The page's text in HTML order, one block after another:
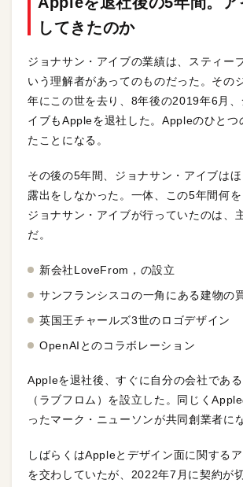
してきたのか
ジョナサン・アイブの業績は、スティー
いう理解者があってのものだった。その
年にこの世を去り、8年後の2019年6月、
イブもAppleを退社した。Appleのひとつ
たことになる。
その後の5年間、ジョナサン・アイブは
露出をしなかった。一体、この5年間何を
ジョナサン・アイブが行っていたのは、
だ。
新会社LoveFrom，の設立
サンフランシスコの一角にある建物の
英国王チャールズ3世のロゴデザイン
OpenAIとのコラボレーション
Appleを退社後、すぐに自分の会社であ
（ラブフロム）を設立した。同じく
ったマーク・ニューソンが共同創業者に
しばらくはAppleとデザイン面に関する
を交わしていたが、2022年7月に契約が